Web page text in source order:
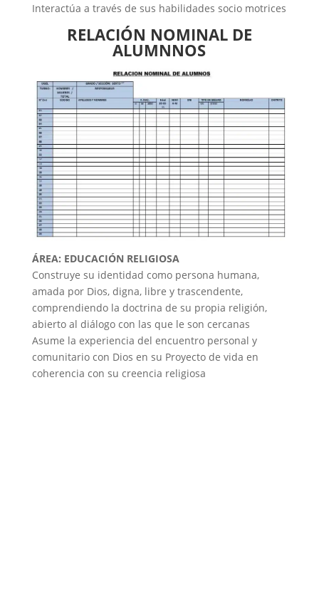
Interactúa a través de sus habilidades socio motrices
RELACIÓN NOMINAL DE
ALUMNNOS
ÁREA: EDUCACIÓN RELIGIOSA
Construye su identidad como persona humana,
amada por Dios, digna, libre y trascendente,
comprendiendo la doctrina de su propia religión,
abierto al diálogo con las que le son cercanas
Asume la experiencia del encuentro personal y
comunitario con Dios en su Proyecto de vida en
coherencia con su creencia religiosa